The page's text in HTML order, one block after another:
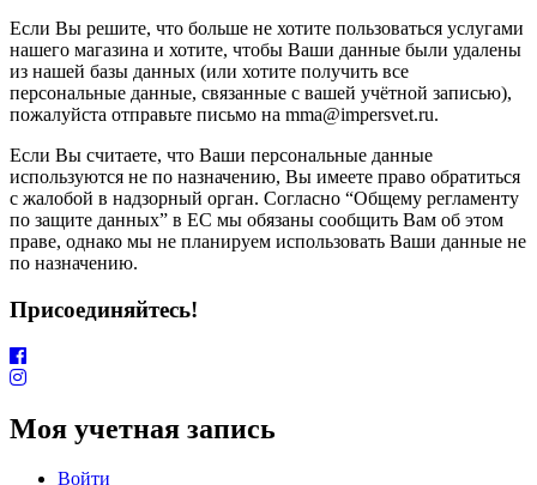
Если Вы решите, что больше не хотите пользоваться услугами
нашего магазина и хотите, чтобы Ваши данные были удалены
из нашей базы данных (или хотите получить все
персональные данные, связанные с вашей учётной записью),
пожалуйста отправьте письмо на mma@impersvet.ru.
Если Вы считаете, что Ваши персональные данные
используются не по назначению, Вы имеете право обратиться
с жалобой в надзорный орган. Согласно “Общему регламенту
по защите данных” в ЕС мы обязаны сообщить Вам об этом
праве, однако мы не планируем использовать Ваши данные не
по назначению.
Присоединяйтесь!
Моя учетная запись
Войти